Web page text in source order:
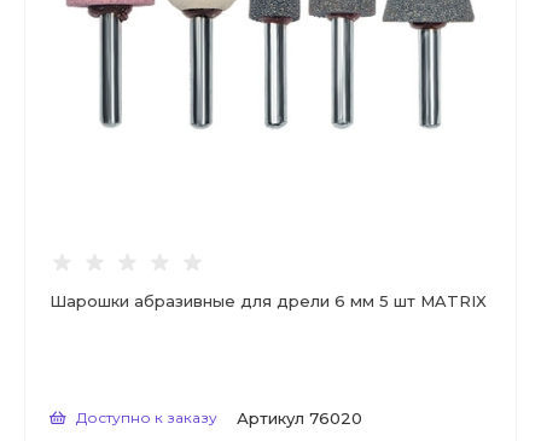
Шарошки абразивные для дрели 6 мм 5 шт MATRIX
Доступно к заказу Артикул 76020